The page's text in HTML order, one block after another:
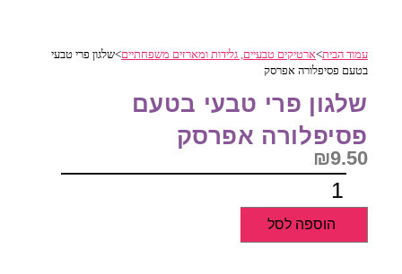
בטעם
אפרסק
עמוד הבית>ארטיקים טבעיים, גלידות ומארזים משפחתיים>שלגון פרי טבעי
בטעם פסיפלורה אפרסק
שלגון פרי טבעי בטעם
פסיפלורה אפרסק
₪9.50
כמות
של
שלגוןהוספה לסל